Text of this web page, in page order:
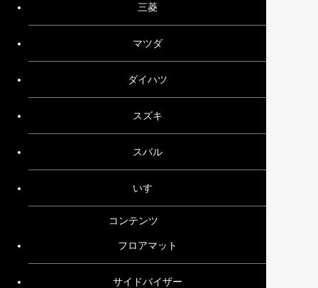
三菱
マツダ
ダイハツ
スズキ
スバル
いすゞ
コンテンツ
フロアマット
サイドバイザー